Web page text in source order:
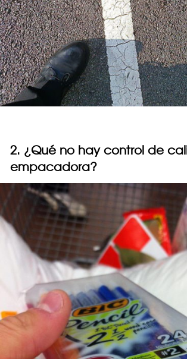
2. ¿Qué no hay control de
empacadora?